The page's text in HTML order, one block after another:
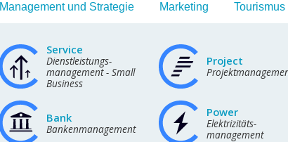
Management und Strategie Marketing Tourismus
Service
Dienstleistungs-
management - Small
Business
Project
Bank
Bankenmanagement
Power
Elektrizitäts-
management